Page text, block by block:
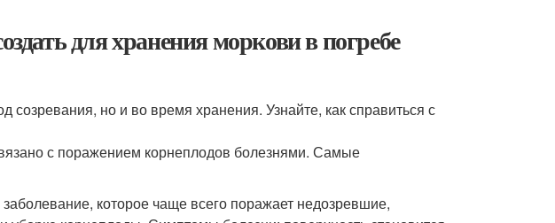
для хранения моркови в погребе
созревания, но и во время хранения. Узнайте, как справиться с
с поражением корнеплодов болезнями. Самые
заболевание, которое чаще всего поражает недозревшие,